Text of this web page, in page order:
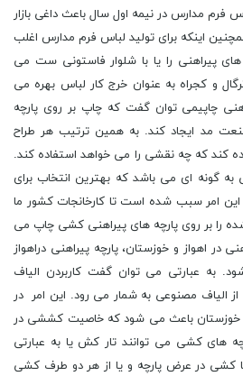
فرم مدارس در نیمه اول سال باعث داغی بازار
اینکه برای تولید لباس فرم مدارس اغلب
های پیراهنی را یا با شلوار فاستونی ست می
و کجراه به عنوان خرج کار لباس بهره می
چاپیمی توان گفت که چاپ بر روی پارچه
مد ایجاد کند. به همین ترتیب هر طراح
کند که چه نقشی را می خواهد استفاده کند.
به گونه ای می باشد که بهترین انتخاب برای
این امر سبب شده است تا کارخانجات کشور ما
را بر روی پارچه های پیراهنی کشی چاپ می
در اهواز و خوزستان، پارچه پیراهنی دراهواز
به عبارتی می توان گفت کاربردن الیاف
از الیاف مصنوعی به شمار می رود. این امر در
و خوزستان باعث می شود که خاصیت کششی در
های کشی می توانند تار کش یا به عبارتی
کشی در عرض پارچه و یا از هر دو طرف کشی